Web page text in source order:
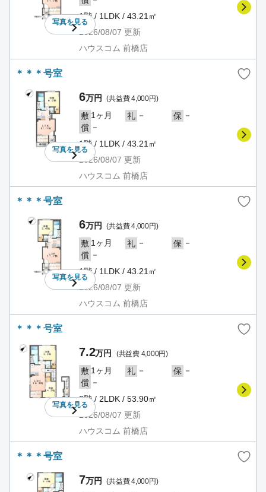
写真を見る
1階 / 1LDK / 43.21㎡
2026/08/07 更新
ハウスコム 前橋店
＊＊＊号室
写真を見る
6万円 (共益費 4,000円)
敷 1ヶ月 礼 － 保 －
償 －
1階 / 1LDK / 43.21㎡
2026/08/07 更新
ハウスコム 前橋店
＊＊＊号室
写真を見る
6万円 (共益費 4,000円)
敷 1ヶ月 礼 － 保 －
償 －
1階 / 1LDK / 43.21㎡
2026/08/07 更新
ハウスコム 前橋店
＊＊＊号室
写真を見る
7.2万円 (共益費 4,000円)
敷 1ヶ月 礼 － 保 －
償 －
2階 / 2LDK / 53.90㎡
2026/08/07 更新
ハウスコム 前橋店
＊＊＊号室
7万円 (共益費 4,000円)